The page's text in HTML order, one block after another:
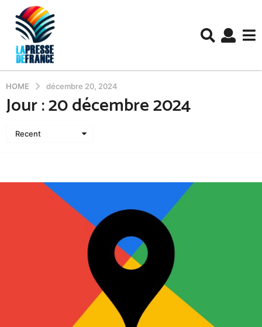
HOME décembre 20, 2024
Jour :20 décembre 2024
Recent